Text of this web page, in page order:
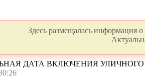
Здесь размещалась информация
ДАТА ВКЛЮЧЕНИЯ